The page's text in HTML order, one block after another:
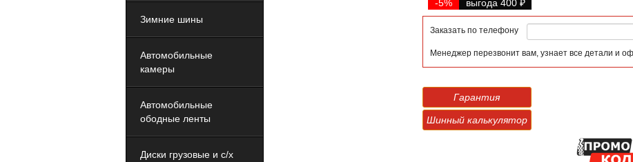
Зимние шины
Автомобильные
камеры
Автомобильные
ободные ленты
Диски грузовые и с/х
-5% выгода 400 ₽
Заказать по телефону
Менеджер перезвонит вам, узнает все детали и
Гарантия
Шинный калькулятор